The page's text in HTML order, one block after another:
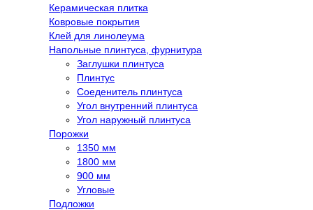
Керамическая плитка
Ковровые покрытия
Клей для линолеума
Напольные плинтуса, фурнитура
Заглушки плинтуса
Плинтус
Соеденитель плинтуса
Угол внутренний плинтуса
Угол наружный плинтуса
Порожки
1350 мм
1800 мм
900 мм
Угловые
Подложки